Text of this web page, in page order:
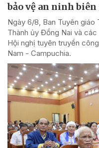
bảo vệ an ninh
Ngày 6/8, Ban Tuyên giáo
Thành ủy Đồng Nai và
Hội nghị tuyên truyền
Nam - Campuchia.